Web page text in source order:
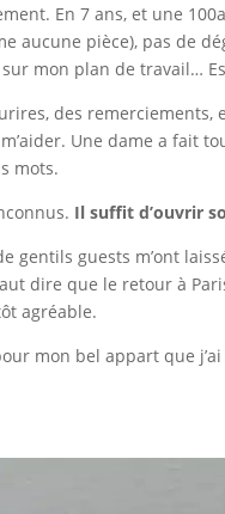
En 7 ans, et une
aucune pièce), pas de
mon plan de travail…
des remerciements,
Une dame a fait
mots.
Il suffit d’ouvrir
gentils guests m’ont
dire que le retour à
agréable.
mon bel appart que